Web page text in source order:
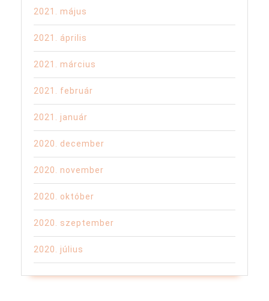
2021. május
2021. április
2021. március
2021. február
2021. január
2020. december
2020. november
2020. október
2020. szeptember
2020. július